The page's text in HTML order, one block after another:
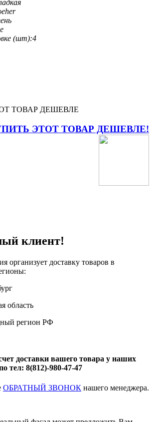
(шт):4
ТОВАР ДЕШЕВЛЕ
ЭТОТ ТОВАР ДЕШЕВЛЕ!
клиент!
организует доставку товаров в
область
регион РФ
доставки вашего товара у наших
тел: 8(812)-980-47-47
ОБРАТНЫЙ ЗВОНОК нашего менеджера.